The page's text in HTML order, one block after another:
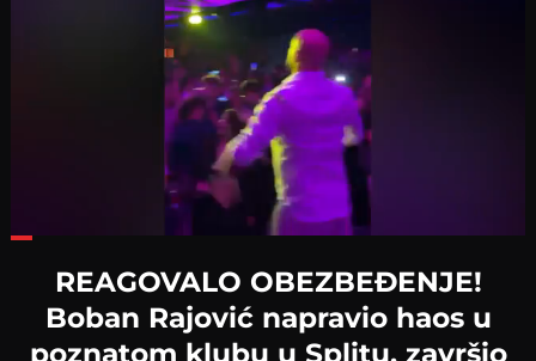
REAGOVALO OBEZBEĐENJE!
Boban Rajović napravio haos u
poznatom klubu u Splitu, završio